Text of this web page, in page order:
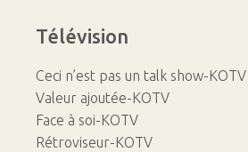
Télévision
Ceci n’est pas un talk show-KOTV
Valeur ajoutée-KOTV
Face à soi-KOTV
Rétroviseur-KOTV